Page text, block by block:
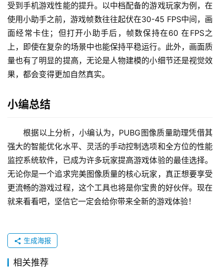
受到手机游戏性能的提升。以中档配备的游戏玩家为例，在
使用小助手之前，游戏帧数往往起伏在30-45 FPS中间，画
面经常卡住；但打开小助手后，帧数保持在60 在FPS之
上，即使在复杂的场景中也能保持平稳运行。此外，画面质
量也有了明显的提高，无论是人物建模的小细节还是视觉效
果，都会变得更加自然真实。
小编总结
根据以上分析，小编认为，PUBG图像质量助理凭借其
强大的智能优化水平、灵活的手动控制选项和全方位的性能
监控系统软件，已成为许多玩家提高游戏体验的最佳选择。
无论你是一个追求完美图像质量的核心玩家，真正想要享受
更流畅的游戏过程，这个工具也将是你宝贵的好伙伴。现在
就来看看吧，坚信它一定会给你带来全新的游戏体验！
生成海报
相关推荐